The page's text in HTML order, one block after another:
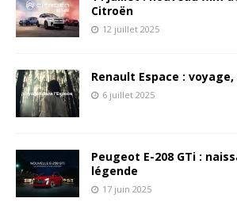
Citroën
12 juillet 2025
Renault Espace :
6 juillet 2025
Peugeot E-208 GTi :
légende
17 juin 2025